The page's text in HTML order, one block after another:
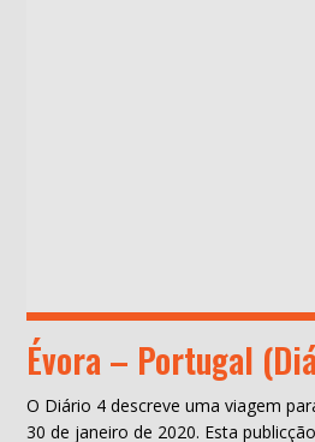
Évora – Portugal
O Diário 4 descreve uma viagem
30 de janeiro de 2020. Esta